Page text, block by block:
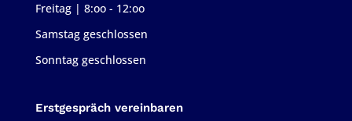
Freitag | 8:oo - 12:oo
Samstag geschlossen
Sonntag geschlossen
Erstgespräch vereinbaren